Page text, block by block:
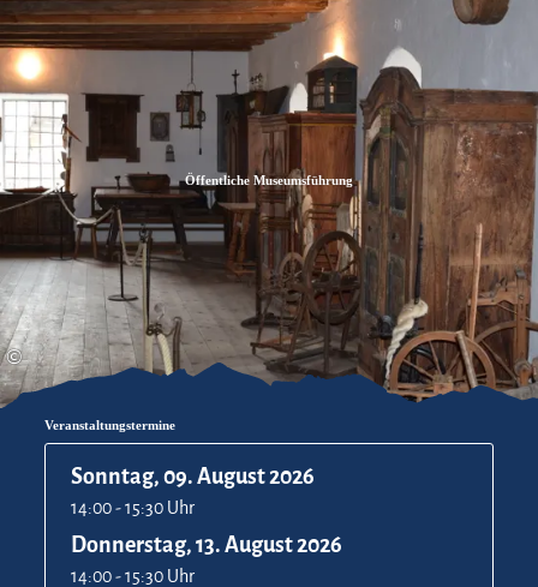
Zum
Inhalt
Zur
Suche
Zum
Footer
©
Öffentliche Museumsführung
Veranstaltungstermine
Sonntag, 09. August 2026
14:00 - 15:30 Uhr
Donnerstag, 13. August 2026
14:00 - 15:30 Uhr